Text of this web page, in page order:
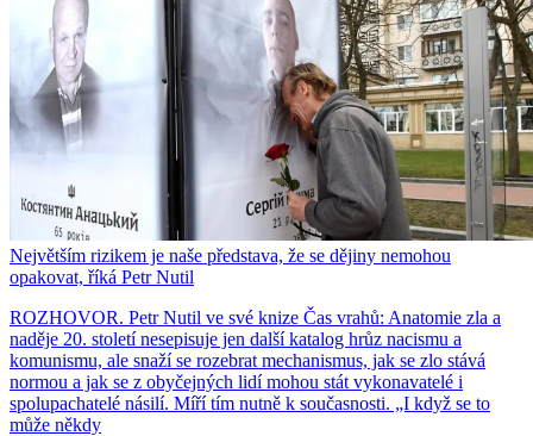
Největším rizikem je naše představa, že se dějiny nemohou
opakovat, říká Petr Nutil
ROZHOVOR. Petr Nutil ve své knize Čas vrahů: Anatomie zla a
naděje 20. století nesepisuje jen další katalog hrůz nacismu a
komunismu, ale snaží se rozebrat mechanismus, jak se zlo stává
normou a jak se z obyčejných lidí mohou stát vykonavatelé i
spolupachatelé násilí. Míří tím nutně k současnosti. „I když se to
může někdy